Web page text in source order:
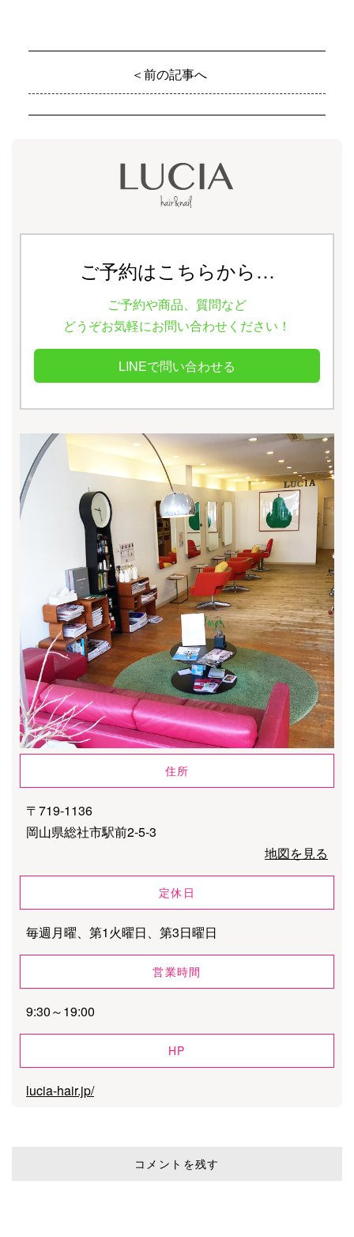
＜前の記事へ
ご予約はこちらから…
ご予約や商品、質問など
どうぞお気軽にお問い合わせください！
LINEで問い合わせる
住所
〒719-1136
岡山県総社市駅前2-5-3
地図を見る
定休日
毎週月曜、第1火曜日、第3日曜日
営業時間
9:30～19:00
HP
lucia-hair.jp/
コメントを残す